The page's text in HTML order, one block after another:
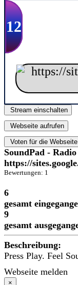
12
Stream einschalten
Webseite aufrufen
Voten für die Webseite
SoundPad - Radio
https://
Bewertungen: 1
6
gesamt
9
gesamt
Beschreibung:
Press Play. Feel
Webseite melden
×